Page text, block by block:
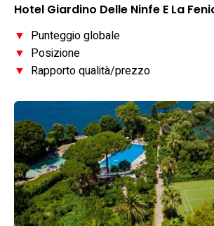
Hotel Giardino Delle Ninfe E La
▼ Punteggio globale
▼ Posizione
▼ Rapporto qualità/prezzo